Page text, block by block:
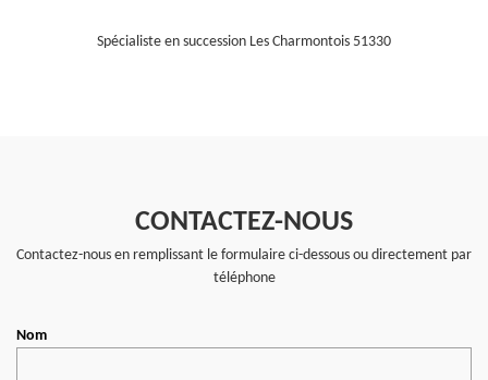
Spécialiste en succession Les Charmontois 51330
CONTACTEZ-NOUS
Contactez-nous en remplissant le formulaire ci-dessous ou directement par
téléphone
Nom